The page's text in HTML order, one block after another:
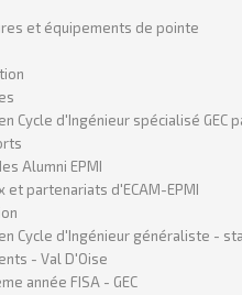
et équipements de pointe
Cycle d'Ingénieur spécialisé GEC
Alumni EPMI
et partenariats d'ECAM-EPMI
Cycle d'Ingénieur généraliste -
- Val D'Oise
année FISA - GEC